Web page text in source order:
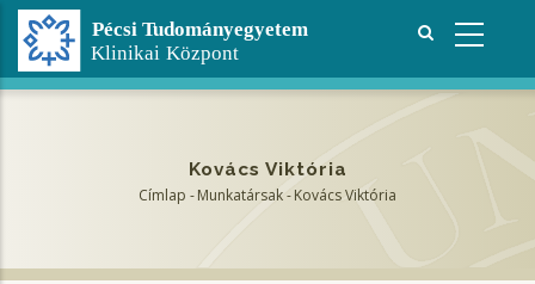
Ugrás
tartalomra
Kovács Viktória
Címlap -Munkatársak-Kovács Viktória